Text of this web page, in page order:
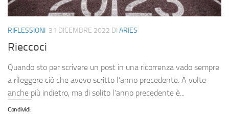
RIFLESSIONI 31 DICEMBRE 2022 DI ARIES
Rieccoci
Quando sto per scrivere un post in una ricorrenza vado sempre
a rileggere ciò che avevo scritto l’anno precedente. A volte
anche più indietro, ma di solito l’anno precedente è...
Condividi: